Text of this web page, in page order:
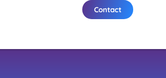
Contact